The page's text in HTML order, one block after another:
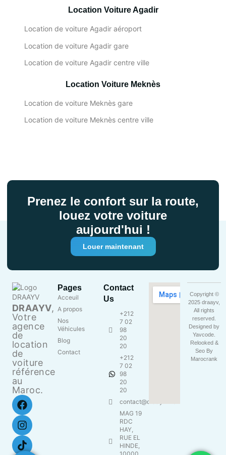
Location Voiture Agadir
Location de voiture Agadir aéroport
Location de voiture Agadir gare
Location de voiture Agadir centre ville
Location Voiture Meknès
Location de voiture Meknès gare
Location de voiture Meknès centre ville
Prenez le confort sur la route,
louez votre voiture
aujourd'hui !
Louer maintenant
DRAAYV,
Votre
agence
de
location
de
voiture
référence
au
Maroc.
Pages
Acceuil
A propos
Nos
Véhicules
Blog
Contact
Contact
Us
+212
7 02
98
20
20
+212
7 02
98
20
20
contact@draayv.ma
MAG 19
RDC
HAY,
RUE EL
HINDE,
Copyright ©
2025 draayv,
All rights
reserved.
Designed by
Yavcode
Relooked &
Seo By
Marocrank